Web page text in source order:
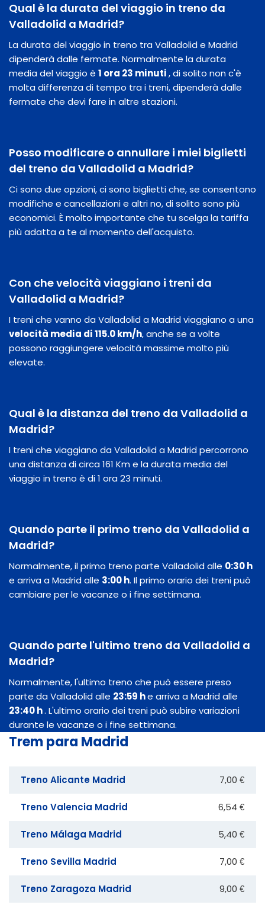
Qual è la durata del viaggio in treno da
Valladolid a Madrid?
La durata del viaggio in treno tra Valladolid e Madrid
dipenderà dalle fermate. Normalmente la durata
media del viaggio è 1 ora 23 minuti, di solito non c'è
molta differenza di tempo tra i treni, dipenderà dalle
fermate che devi fare in altre stazioni.
Posso modificare o annullare i miei biglietti
del treno da Valladolid a Madrid?
Ci sono due opzioni, ci sono biglietti che, se consentono
modifiche e cancellazioni e altri no, di solito sono più
economici. È molto importante che tu scelga la tariffa
più adatta a te al momento dell'acquisto.
Con che velocità viaggiano i treni da
Valladolid a Madrid?
I treni che vanno da Valladolid a Madrid viaggiano a una
velocità media di 115.0 km/h, anche se a volte
possono raggiungere velocità massime molto più
elevate.
Qual è la distanza del treno da Valladolid a
Madrid?
I treni che viaggiano da Valladolid a Madrid percorrono
una distanza di circa 161 Km e la durata media del
viaggio in treno è di 1 ora 23 minuti.
Quando parte il primo treno da Valladolid a
Madrid?
Normalmente, il primo treno parte Valladolid alle 0:30 h
e arriva a Madrid alle 3:00 h. Il primo orario dei treni può
cambiare per le vacanze o i fine settimana.
Quando parte l'ultimo treno da Valladolid a
Madrid?
Normalmente, l'ultimo treno che può essere preso
parte da Valladolid alle 23:59 he arriva a Madrid alle
23:40 h. L'ultimo orario dei treni può subire variazioni
durante le vacanze o i fine settimana.
Trem para Madrid
Treno Alicante Madrid 7,00 €
Treno Valencia Madrid 6,54 €
Treno Málaga Madrid 5,40 €
Treno Sevilla Madrid 7,00 €
Treno Zaragoza Madrid 9,00 €